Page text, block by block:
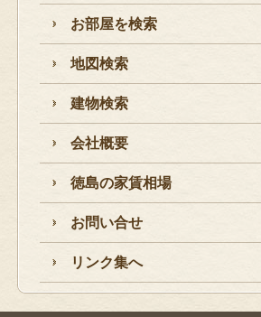
お部屋を検索
地図検索
建物検索
会社概要
徳島の家賃相場
お問い合せ
リンク集へ